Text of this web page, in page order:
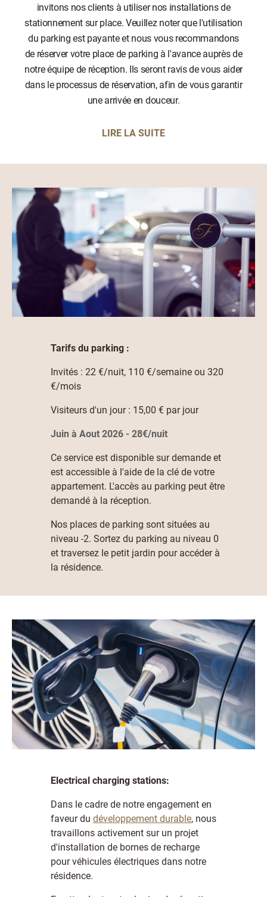
invitons nos clients à utiliser nos installations de
stationnement sur place. Veuillez noter que l'utilisation
du parking est payante et nous vous recommandons
de réserver votre place de parking à l'avance auprès de
notre équipe de réception. Ils seront ravis de vous aider
dans le processus de réservation, afin de vous garantir
une arrivée en douceur.
LIRE LA SUITE
Tarifs du parking :
Invités : 22 €/nuit, 110 €/semaine ou 320
€/mois
Visiteurs d'un jour : 15,00 € par jour
Juin à Aout 2026 - 28€/nuit
Ce service est disponible sur demande et
est accessible à l'aide de la clé de votre
appartement. L'accès au parking peut être
demandé à la réception.
Nos places de parking sont situées au
niveau -2. Sortez du parking au niveau 0
et traversez le petit jardin pour accéder à
la résidence.
Electrical charging stations:
Dans le cadre de notre engagement en
faveur du développement durable, nous
travaillons activement sur un projet
d'installation de bornes de recharge
pour véhicules électriques dans notre
résidence.